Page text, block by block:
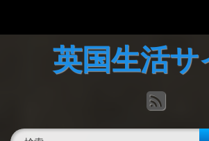
英国の文化について
英国生活サ
RSS